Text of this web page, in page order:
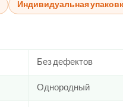
Индивидуальная
Без дефектов
Однородный